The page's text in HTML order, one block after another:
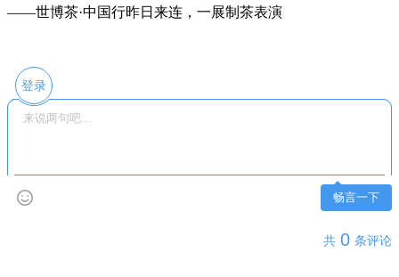
——世博茶·中国行昨日来连，一展制茶表演
登录
畅言一下
共 0 条评论